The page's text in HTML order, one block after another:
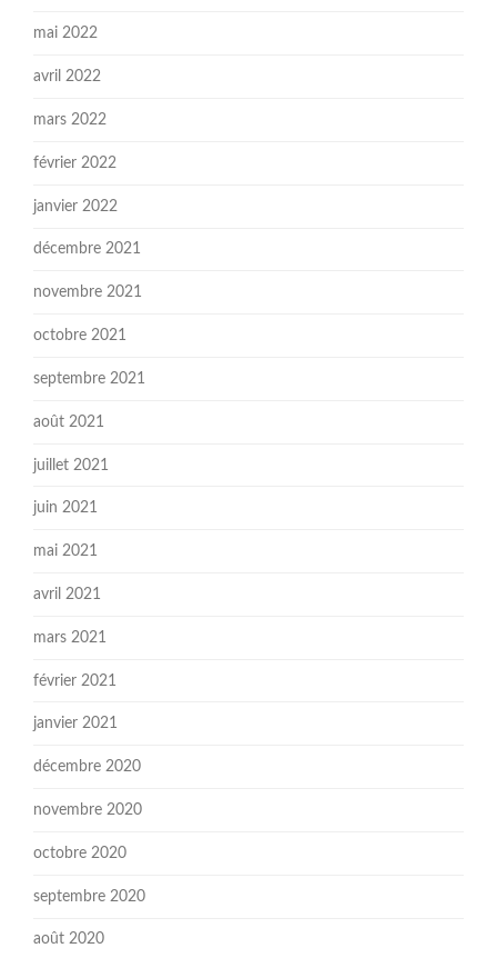
mai 2022
avril 2022
mars 2022
février 2022
janvier 2022
décembre 2021
novembre 2021
octobre 2021
septembre 2021
août 2021
juillet 2021
juin 2021
mai 2021
avril 2021
mars 2021
février 2021
janvier 2021
décembre 2020
novembre 2020
octobre 2020
septembre 2020
août 2020